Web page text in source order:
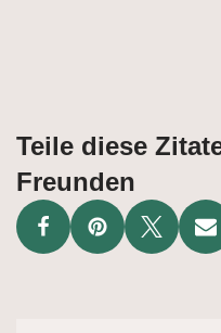
Teile diese
Freunden